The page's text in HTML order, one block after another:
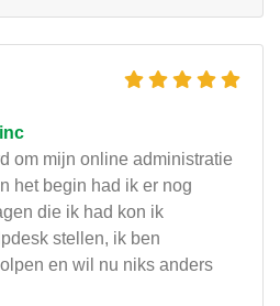
om mijn online administratie
het begin had ik er nog
die ik had kon ik
stellen, ik ben
en wil nu niks anders